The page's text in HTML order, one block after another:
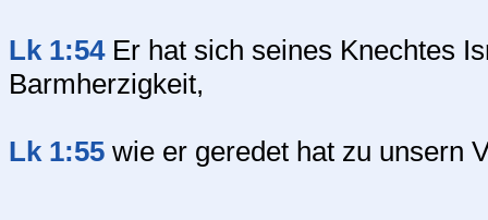
Lk 1:54Er hat sich seines Knechtes
Barmherzigkeit,
Lk 1:55 wie er geredet hat zu unsern